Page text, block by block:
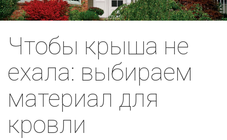
Чтобы крыша не
ехала: выбираем
материал для
кровли